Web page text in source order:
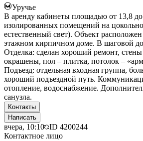
Уручье
В аренду кабинеты площадью от 13,8
изолированных помещений на
естественный свет). Объект
этажном кирпичном доме. В шаговой
Отделка: сделан хороший ремонт,
окрашены, пол – плитка, потолок –
Подъезд: отдельная входная группа,
хороший подъездной путь.
отопление, водоснабжение.
санузла.
Контакты
Написать
вчера, 10:10 ID 4200244
Контактное лицо